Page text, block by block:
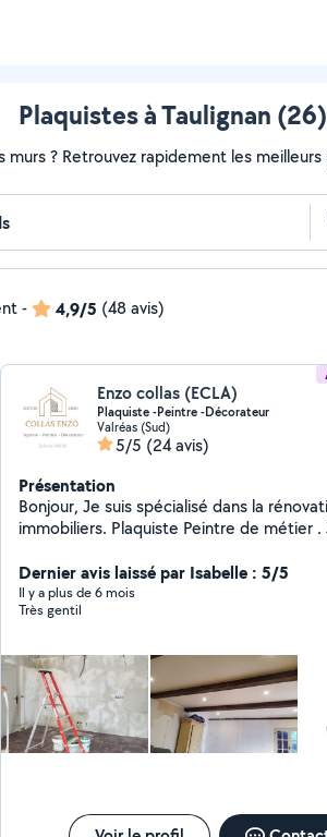
Plaquistes à Taulignan
? Retrouvez rapidement les
- 4,9/5 (48 avis)
Enzo collas (ECLA)
Plaquiste -Peintre -Décorateur
Valréas (Sud)
5/5 (24 avis)
Présentation
Bonjour, Je suis spécialisé dans la rénovation de biens
immobiliers. Plaquiste Peintre de métier . Je suis un
travaux. Pour les demandes de chantier de plus de 30
km consultez moi sur ma page google Cordialement
Collas Enzo
Dernier avis laissé par Isabelle : 5/5
Il y a plus de 6 mois
Très gentil